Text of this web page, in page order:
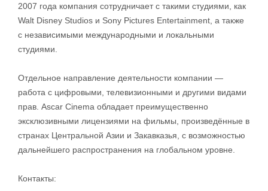
2007 года компания сотрудничает с такими студиями, как
Walt Disney Studios и Sony Pictures Entertainment, а также
с независимыми международными и локальными
студиями.
Отдельное направление деятельности компании —
работа с цифровыми, телевизионными и другими видами
прав. Ascar Cinema обладает преимущественно
эксклюзивными лицензиями на фильмы, произведённые в
странах Центральной Азии и Закавказья, с возможностью
дальнейшего распространения на глобальном уровне.
Контакты: